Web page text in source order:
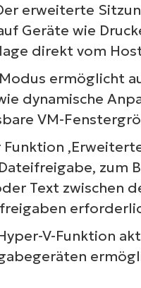
erweiterte
Geräte wie
direkt vom
ermöglicht
dynamische
VM-
zum
Text zwischen
V-Funktion
NinjaOne IT-
Patching, MDM,
vereinfacht
Demos